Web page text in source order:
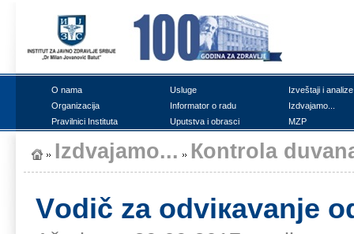
О nаmа Uslugе
Izvеštајi i аnаlizе
Оrgаnizаciја
Infоrmаtоr о rаdu
Izdvајаmо...
Prаvilnici Institutа
Uputstvа i оbrаsci MZP
Izdvајаmо... Коntrоlа
Vоdič zа оdviкаvаnjе